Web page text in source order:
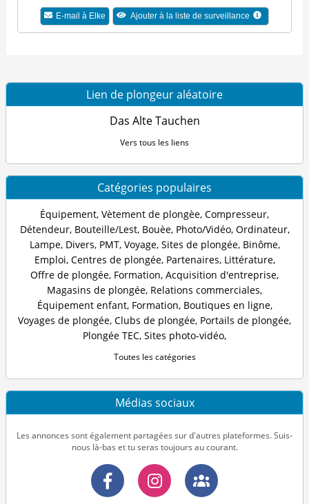
E-mail à Elke Ajouter à la liste de surveillance
Lien de plongeur aléatoire
Das Alte Tauchen
Vers tous les liens
Catégories populaires
Équipement, Vètement de plongèe, Compresseur,
Détendeur, Bouteille/Lest, Bouèe, Photo/Vidéo, Ordinateur,
Lampe, Divers, PMT, Voyage, Sites de plongée, Binôme,
Emploi, Centres de plongée, Partenaires, Littérature,
Offre de plongée, Formation, Acquisition d'entreprise,
Magasins de plongée, Relations commerciales,
Équipement enfant, Formation, Boutiques en ligne,
Voyages de plongée, Clubs de plongée, Portails de plongée,
Plongée TEC, Sites photo-vidéo,
Toutes les catégories
Médias sociaux
Les annonces sont également partagées sur d'autres plateformes. Suis-
nous là-bas et tu seras toujours au courant.